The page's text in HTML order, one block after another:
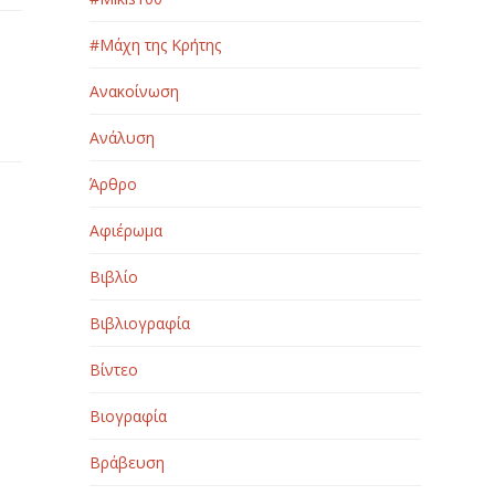
#Μάχη της Κρήτης
Ανακοίνωση
Ανάλυση
Άρθρο
Αφιέρωμα
Βιβλίο
Βιβλιογραφία
Βίντεο
Βιογραφία
Βράβευση